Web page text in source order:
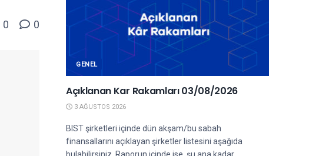
0 0
GENEL
Açıklanan Kar Rakamları 03/08/2026
3 AĞUSTOS 2026
BIST şirketleri içinde dün akşam/bu sabah
finansallarını açıklayan şirketler listesini aşağıda
bulabilirsiniz. Raporun içinde ise, şu ana kadar